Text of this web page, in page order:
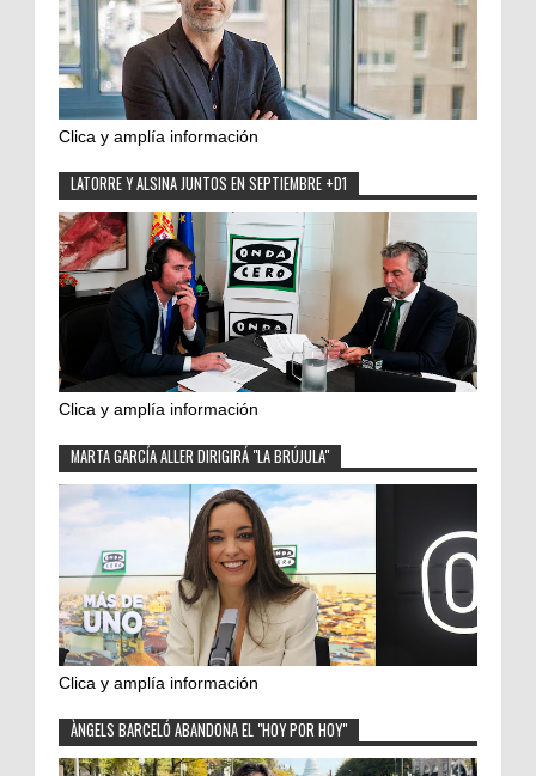
Clica y amplía información
LATORRE Y ALSINA JUNTOS EN SEPTIEMBRE +D1
Clica y amplía información
MARTA GARCÍA ALLER DIRIGIRÁ "LA BRÚJULA"
Clica y amplía información
ÀNGELS BARCELÓ ABANDONA EL "HOY POR HOY"